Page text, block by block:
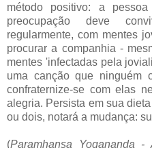
método positivo: a
preocupação deve
regularmente, com mentes
procurar a companhia -
mentes 'infectadas pela
uma canção que ninguém
confraternize-se com elas
alegria. Persista em sua
ou dois, notará a mudança:
(Paramhansa Yogananda